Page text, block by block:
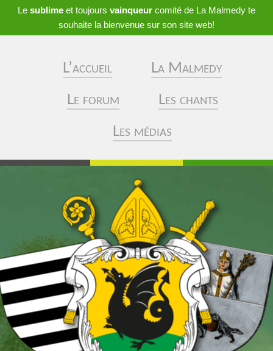
Le sublime et toujours vainqueur comité de La Malmedy te
souhaite la bienvenue sur son site web!
L’accueil
La Malmedy
Le forum
Les chants
Les médias